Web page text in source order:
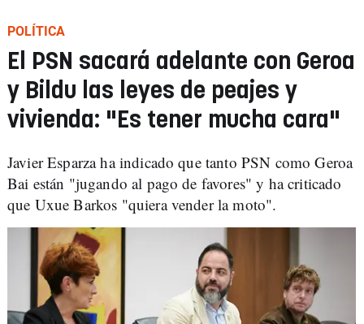
POLÍTICA
El PSN sacará adelante con Geroa
y Bildu las leyes de peajes y
vivienda: "Es tener mucha cara"
Javier Esparza ha indicado que tanto PSN como Geroa
Bai están "jugando al pago de favores" y ha criticado
que Uxue Barkos "quiera vender la moto".